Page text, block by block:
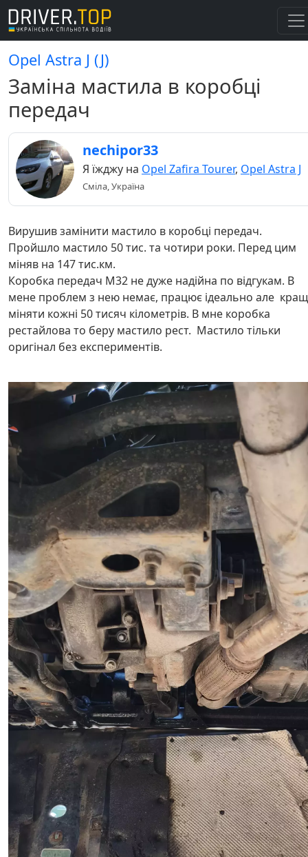
Opel Astra J (J)
Заміна мастила в коробці
передач
nechipor33
Я їжджу на Opel Zafira Tourer, Opel Astra J
Сміла, Україна
Вирушив замінити мастило в коробці передач.
Пройшло мастило 50 тис. та чотири роки. Перед цим
міняв на 147 тис.км.
Коробка передач М32 не дуже надійна по відгукам. В
мене проблем з нею немає, працює ідеально але
міняти кожні 50 тисяч кілометрів. В мне коробка
рестайлова то беру мастило рест. Мастило тільки
оригінал без експериментів.